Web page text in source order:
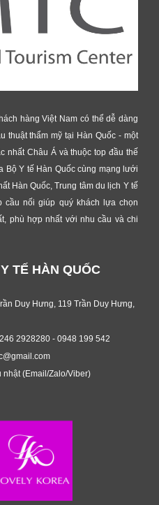
hàng Việt Nam có thể dễ dàng
thuật thẩm mỹ tại Hàn Quốc - một
nhất Châu Á và thuộc top đầu thế
Bộ Y tế Hàn Quốc cùng mạng lưới
Hàn Quốc, Trung tâm du lịch Y tế
cầu nối giúp quý khách lựa chọn
phù hợp nhất với nhu cầu và chi
TẾ HÀN QUỐC
Duy Hưng, 119 Trần Duy Hưng,
2928280 - 0948 199 542
(Email/Zalo/Viber)